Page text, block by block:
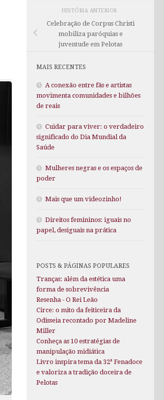
HISTÓRIA ANTERIOR
Celebração de Corpus Christi
mobiliza paróquias e
juventude em Pelotas
MAIS RECENTES
A conexão entre fãs e artistas
movimenta comunidades e bilhões
de reais
Cuidar para viver: o verdadeiro
significado do Dia Mundial da
Saúde
Mulheres negras e os espaços de
poder
Mais que um videozinho!
Direitos femininos: iguais no
papel, desiguais na prática
POSTS & PÁGINAS POPULARES
Tranças: além da estética uma
forma de sobrevivência
Resenha - O Rei Leão
Circe: o mito da feiticeira da
Odisseia recontado por Madeline
Miller
Conheça as 10 estratégias de
manipulação midiática
Livro inspira tema da 32ª Fenadoce
e valoriza a tradição doceira de
Pelotas